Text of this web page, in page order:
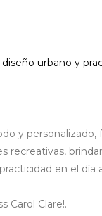
urbano y
y personalizado,
recreativas,
en el día
Carol Clare!.